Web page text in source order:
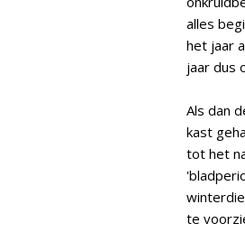
alles
het jaar
jaar dus
Als dan
kast
tot het
te